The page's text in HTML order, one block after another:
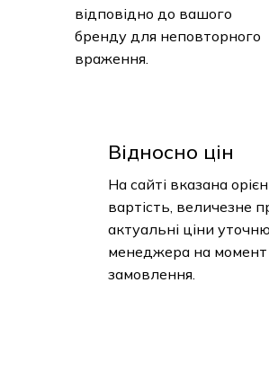
бренду для неповторного
враження.
На сайті вказана
вартість, величезне
– актуальні ціни
менеджера на момент
замовлення.